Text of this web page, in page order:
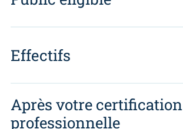
Effectifs
Après votre certification
professionnelle